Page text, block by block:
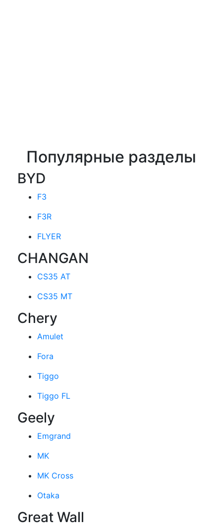
Популярные разделы
BYD
F3
F3R
FLYER
CHANGAN
CS35 AT
CS35 MT
Chery
Amulet
Fora
Tiggo
Tiggo FL
Geely
Emgrand
MK
MK Cross
Otaka
Great Wall